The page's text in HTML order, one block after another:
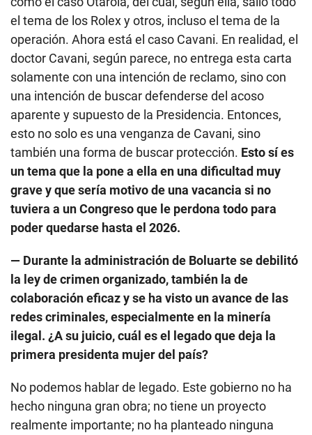
el tema de los Rolex y otros, incluso el tema de la
operación. Ahora está el caso Cavani. En realidad, el
doctor Cavani, según parece, no entrega esta carta
solamente con una intención de reclamo, sino con
una intención de buscar defenderse del acoso
aparente y supuesto de la Presidencia. Entonces,
esto no solo es una venganza de Cavani, sino
también una forma de buscar protección. Esto sí es
un tema que la pone a ella en una dificultad muy
grave y que sería motivo de una vacancia si no
tuviera a un Congreso que le perdona todo para
poder quedarse hasta el 2026.
— Durante la administración de Boluarte se debilitó
la ley de crimen organizado, también la de
colaboración eficaz y se ha visto un avance de las
redes criminales, especialmente en la minería
ilegal. ¿A su juicio, cuál es el legado que deja la
primera presidenta mujer del país?
No podemos hablar de legado. Este gobierno no ha
hecho ninguna gran obra; no tiene un proyecto
realmente importante; no ha planteado ninguna